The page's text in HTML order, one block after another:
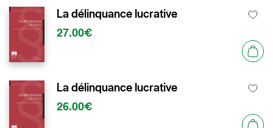
La délinquance lucrative
27.00€
La délinquance lucrative
26.00€